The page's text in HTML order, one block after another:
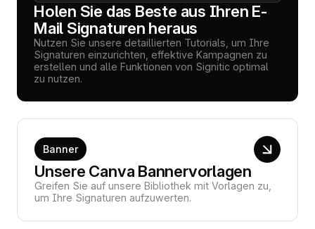
Holen Sie das Beste aus Ihren E-
Mail Signaturen heraus
Nutzen Sie unsere detaillierten Tutorials, um Ihre
Signaturen einzurichten, effektive Kampagnen zu
erstellen und alle Funktionen von Signitic optimal
zu nutzen.
Banner
Unsere Canva Bannervorlagen
Greifen Sie auf unsere Bibliothek mit Vorlagen zu,
um Ihre Signaturen aufzuwerten.